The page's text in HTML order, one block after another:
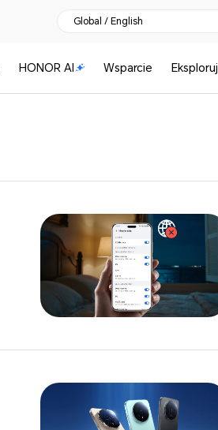
Global / English
HONOR AI Wsparcie Eksploruj